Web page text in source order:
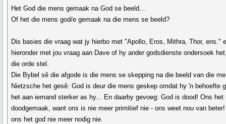
Het God die mens gemaak na God se beeld...
Of het die mens god/e gemaak na die mens se beeld?
Dis basies die vraag wat jy hierbo met "Apollo, Eros, Mithra, Thor, ens."
hieronder met jou vraag aan Dave of hy ander godsdienste ondersoek
die orde stel.
Die Bybel sê die afgode is die mens se skepping na die beeld van die
Nietzsche het gesê: God is deur die mens geskep omdat hy 'n behoefte
het aan iemand sterker as hy... En daarby gevoeg: God is dood! Ons het
doodgemaak, want ons is nie meer primitief nie - ons weet nou van
ons het god nie meer nodig nie.